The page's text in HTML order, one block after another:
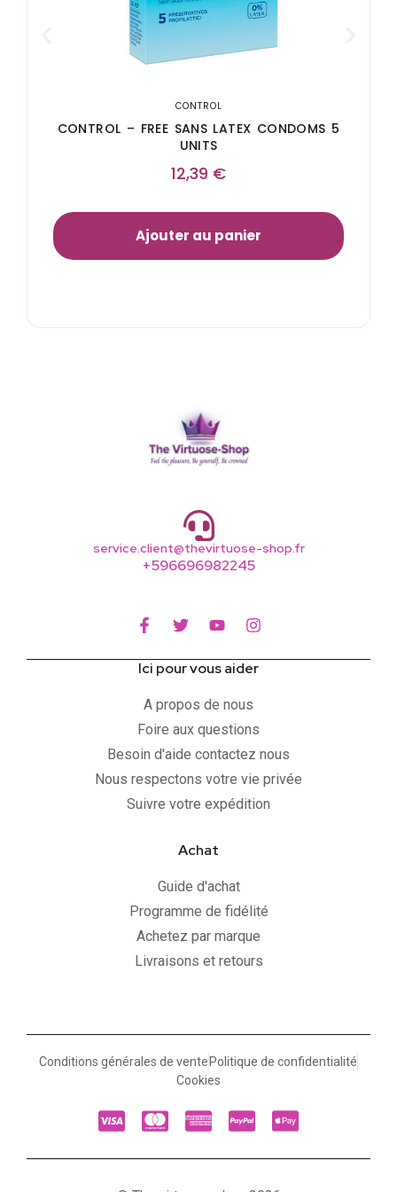
CONTROL
CONTROL – FREE SANS LATEX CONDOMS 5
UNITS
12,39 €
Ajouter au panier
service.client@thevirtuose-shop.fr
+596696982245
Ici pour vous aider
A propos de nous
Foire aux questions
Besoin d'aide contactez nous
Nous respectons votre vie privée
Suivre votre expédition
Achat
Guide d'achat
Programme de fidélité
Achetez par marque
Livraisons et retours
Conditions générales de vente Politique de confidentialité
Cookies